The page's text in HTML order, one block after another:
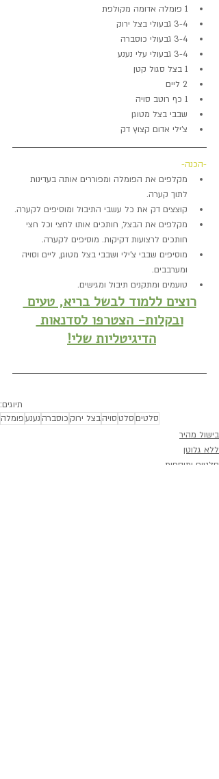
1 פומלה אדומה מקולפת
3-4 גבעולי בצל ירוק
3-4 גבעולי כוסברה
3-4 גבעולי עלי נענע
1 בצל סגול קטן
2 ליים
1 כף רוטב סויה
שבבי בצל מטוגן
צ'ילי אדום קצוץ דק
-הכנה-
מקלפים את הפומלה ומפוררים אותה בעדינות
לתוך קערה.
קוצצים דק את כל עשבי התיבול ומוסיפים לקערה.
מקלפים את הבצל, חותכים אותו לחצי וכל חצי
חותכים לרצועות דקיקות. מוסיפים לקערה.
מוסיפים שבבי צ'ילי ושבבי בצל מטוגן, ליים וסויה
ומערבבים.
טועמים ומתקנים תיבול ומגישים.
רוצים ללמוד לבשל בריא, טעים
ובקלות- הצטרפו לסדנאות
הדיגיטליות שלי!
תיוגים:
סלטים סלטסויהבצל ירוקכוסברהנענעפומלה
בישול מהיר
ללא גלוטן
סלטים ותוספות